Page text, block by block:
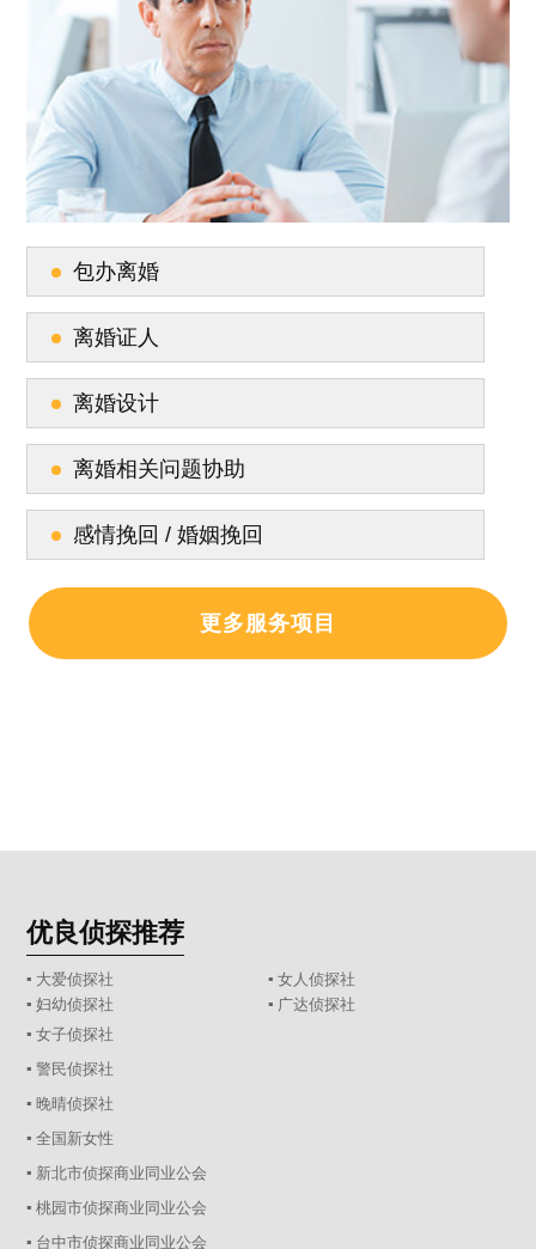
包办离婚
离婚证人
离婚设计
离婚相关问题协助
感情挽回 / 婚姻挽回
更多服务项目
优良侦探推荐
▪ 大爱侦探社
▪ 女人侦探社
▪ 妇幼侦探社
▪ 广达侦探社
▪ 女子侦探社
▪ 警民侦探社
▪ 晚晴侦探社
▪ 全国新女性
▪ 新北市侦探商业同业公会
▪ 桃园市侦探商业同业公会
▪ 台中市侦探商业同业公会